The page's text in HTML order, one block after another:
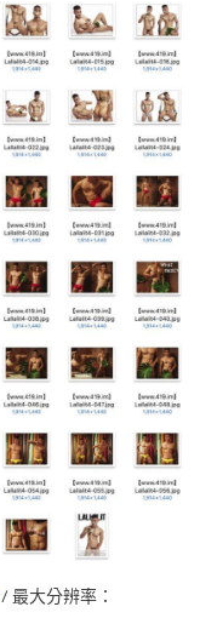
/ 最大分辨率：